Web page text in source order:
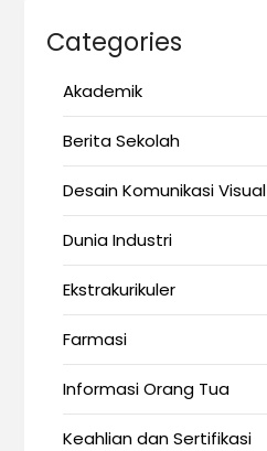
Categories
Akademik
Berita Sekolah
Desain Komunikasi Visual
Dunia Industri
Ekstrakurikuler
Farmasi
Informasi Orang Tua
Keahlian dan Sertifikasi